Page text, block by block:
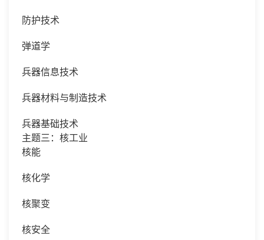
防护技术
弹道学
兵器信息技术
兵器材料与制造技术
兵器基础技术
主题三：核工业
核能
核化学
核聚变
核安全